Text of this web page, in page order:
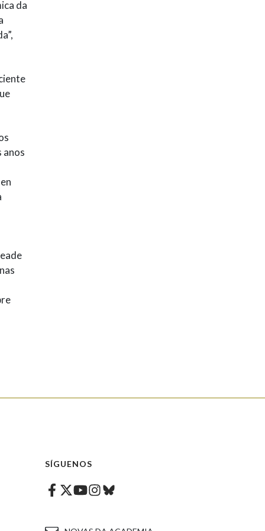
da
anos
SÍGUENOS
Facebook
Twitter
Youtube
Instagram
Bluesky